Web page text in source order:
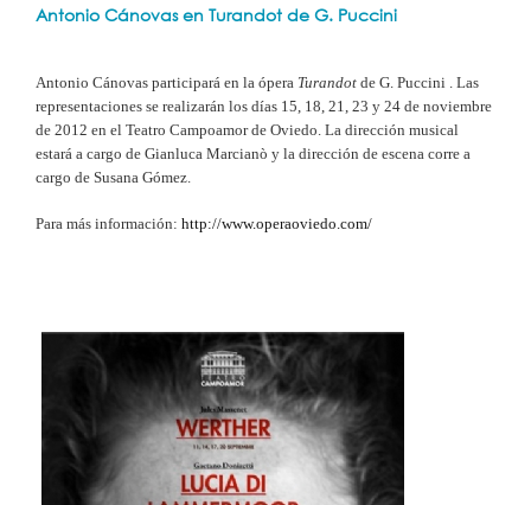
Antonio Cánovas en Turandot de G. Puccini
Antonio Cánovas participará en la ópera Turandot de G. Puccini . Las
representaciones se realizarán los días 15, 18, 21, 23 y 24 de noviembre
de 2012 en el Teatro Campoamor de Oviedo. La dirección musical
estará a cargo de Gianluca Marcianò y la dirección de escena corre a
cargo de Susana Gómez.
Para más información: http://www.operaoviedo.com/